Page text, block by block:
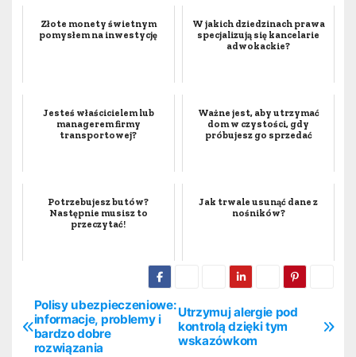
Złote monety świetnym
pomysłem na inwestycję
W jakich dziedzinach prawa
specjalizują się kancelarie
adwokackie?
Jesteś właścicielem lub
managerem firmy
transportowej?
Ważne jest, aby utrzymać
dom w czystości, gdy
próbujesz go sprzedać
Potrzebujesz butów?
Następnie musisz to
przeczytać!
Jak trwale usunąć dane z
nośników?
N
Utrzymuj alergie pod
kontrolą dzięki tym
wskazówkom
Polisy ubezpieczeniowe:
informacje, problemy i
bardzo dobre
rozwiązania